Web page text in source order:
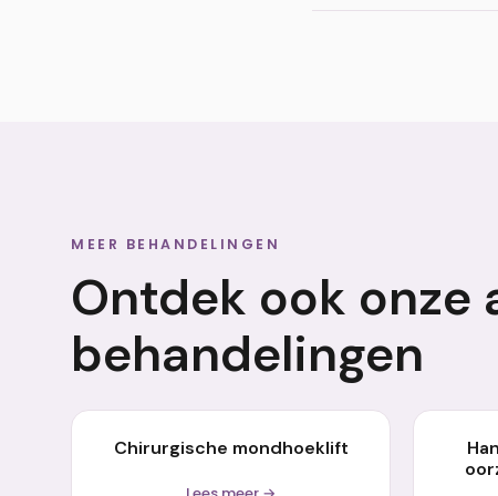
MEER BEHANDELINGEN
Ontdek ook onze
behandelingen
Chirurgische mondhoeklift